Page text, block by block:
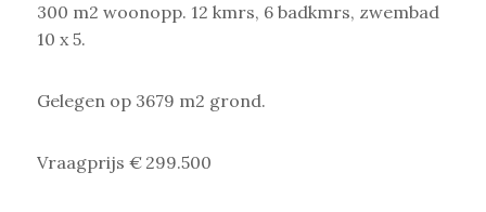
300 m2 woonopp. 12 kmrs, 6 badkmrs, zwembad
10 x 5.
Gelegen op 3679 m2 grond.
Vraagprijs € 299.500